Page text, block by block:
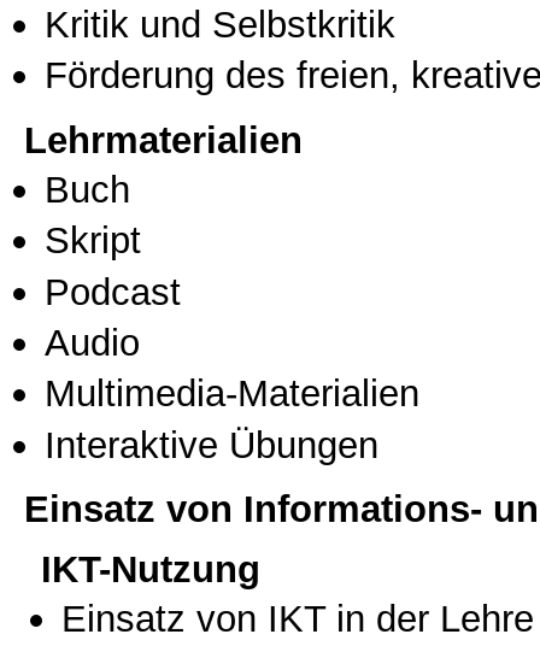
Kritik und Selbstkritik
Förderung des freien,
Lehrmaterialien
Buch
Skript
Podcast
Audio
Multimedia-Materialien
Interaktive Übungen
Einsatz von Informations-
IKT-Nutzung
Einsatz von IKT in der Lehre